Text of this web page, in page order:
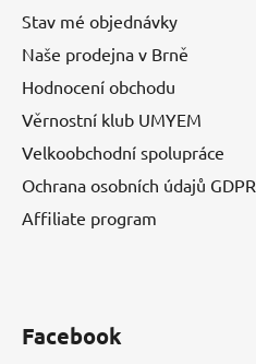
Stav mé objednávky
Naše prodejna v Brně
Hodnocení obchodu
Věrnostní klub UMYEM
Velkoobchodní spolupráce
Ochrana osobních údajů GDPR
Affiliate program
Facebook